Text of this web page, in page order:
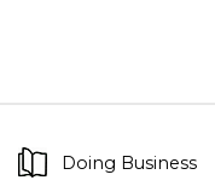
Doing Business